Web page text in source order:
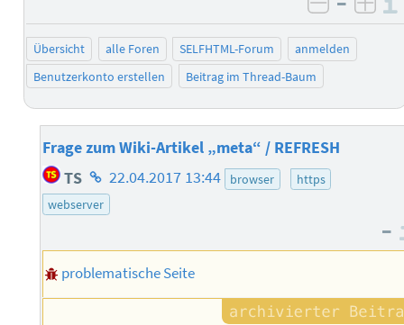
negativ
Übersicht alle Foren SELFHTML-Forum
anmelden
Benutzerkonto erstellen
Beitrag im Thread-Baum
Frage zum Wiki-Artikel „meta“ / REFRESH
TS Homepage
des
22.04.2017 13:44 browser
https
webserver
–
problematische Seite